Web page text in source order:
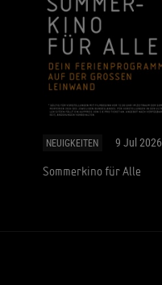
NEUIGKEITEN 9 Jul 2026
Sommerkino für Alle